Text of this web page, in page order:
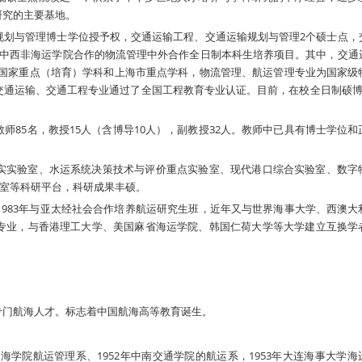
的主要基地。
与管理博士学位授予权，交通运输工程、交通运输规划与管理2个硕士点，
西非海运学院合作的物流管理中外合作全日制本科生培养项目。其中，交通
重点（培育）学科和上海市重点学科，物流管理、航运管理专业为国家级
运输、交通工程专业通过了全国工程教育专业认证。目前，在校全日制硕
85名，教授15人（含博导10人），副教授32人。教师中已具有博士学位和
验室、水运系统决策技术与评价重点实验室、现代港口综合实验室、数字
科研平台，科研成果丰硕。
年与亚太经社会合作培养航运研究生班，近年又与世界海事大学、西澳大
，与香港理工大学、美国麻省海运学院、韩国仁荷大学等大学建立互换学
航海人才。标志着中国航海高等教育诞生。
学院航运管理系、1952年中南交通学院的航运系，1953年大连海事大学海